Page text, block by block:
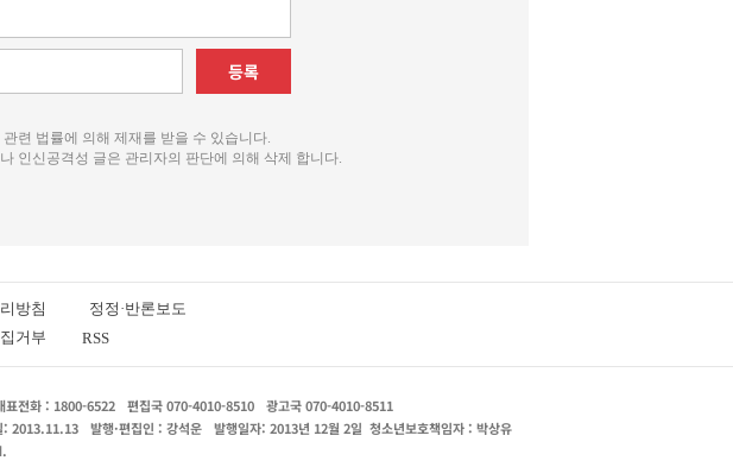
등록
련 법률에 의해 제재를 받을 수 있습니다.
인신공격성 글은 관리자의 판단에 의해 삭제 합니다.
리방침 정정·반론보도
거부 RSS
표전화 : 1800-6522 편집국 070-4010-8510
광고국 070-4010-8511
: 2013.11.13 발행·편집인 : 강석운 발행일자: 2013년 12월 2일 청소년보호책임자 : 박상유